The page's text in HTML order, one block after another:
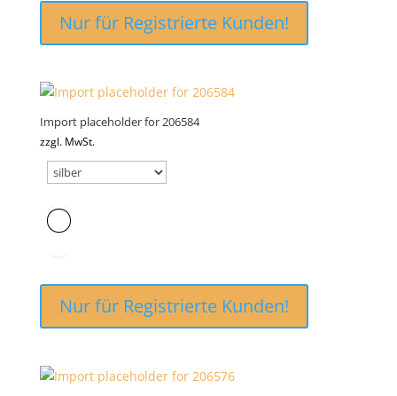
Nur für Registrierte Kunden!
Import placeholder for 206584
zzgl. MwSt.
Nur für Registrierte Kunden!